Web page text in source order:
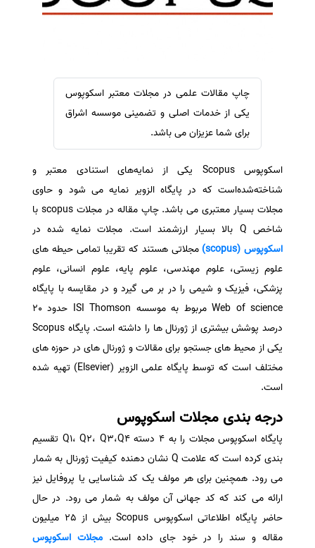
ترجمه عربی به فارسی
سفارش ویرایش
سفارش کاهش کمیت
سفارش معرفی مجله
سفارش معرفی مقاله
سفارش معرفی کتاب
سفارش چکیده مبسوط
سفارش ترجمه مولتی‌مدیا
سفارش گویندگی
سفارش تولید محتوا
سفارش ترجمه همزمان
سفارش چکیده گرافیکی
سفارش تهیه کاورلتر
سفارش انگیزه‌نامه‌SOP
چاپ مقالات علمی در مجلات معتبر اسکوپوس
یکی از خدمات اصلی و تضمینی موسسه اشراق
برای شما عزیزان می باشد.
اسکوپوس Scopus یکی از نمایه‌های استنادی معتبر و
شناخته‌شده‌است که در پایگاه الزویر نمایه می شود و حاوی
مجلات بسیار معتبری می باشد. چاپ مقاله در مجلات scopus با
شاخص Q بالا بسیار ارزشمند است. مجلات نمایه شده در
اسکوپوس (scopus)
مجلاتی هستند که تقریبا تمامی حیطه های
علوم زیستی، علوم مهندسی، علوم پایه، علوم انسانی، علوم
پزشکی، فیزیک و شیمی را در بر می گیرد و در مقایسه با پایگاه
Web of science مربوط به موسسه ISI Thomson حدود 20
درصد پوشش بیشتری از ژورنال ها را داشته است. پایگاه Scopus
یکی از محیط های جستجو برای مقالات و ژورنال های در حوزه های
مختلف است که توسط پایگاه علمی الزویر (Elsevier) تهیه شده
است.
درجه بندی مجلات اسکوپوس
پایگاه اسکوپوس مجلات را به 4 دسته Q1، Q2، Q3،Q4 تقسیم
بندی کرده است که علامت Q نشان دهنده کیفیت ژورنال به شمار
می رود. همچنین برای هر مولف یک کد شناسایی یا پروفایل نیز
ارائه می کند که کد جهانی آن مولف به شمار می رود. در حال
حاضر پایگاه اطلاعاتی اسکوپوس Scopus بیش از 25 میلیون
مقاله و سند را در خود جای داده است.مجلات اسکوپوس